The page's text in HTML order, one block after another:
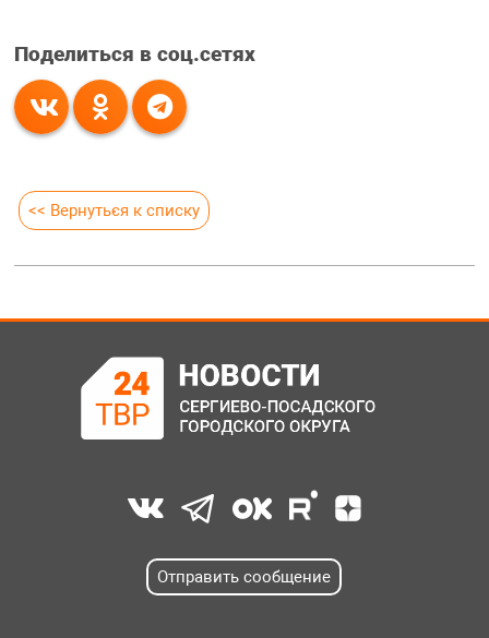
Поделиться в соц.сетях
<< Вернуться к списку
Отправить сообщение